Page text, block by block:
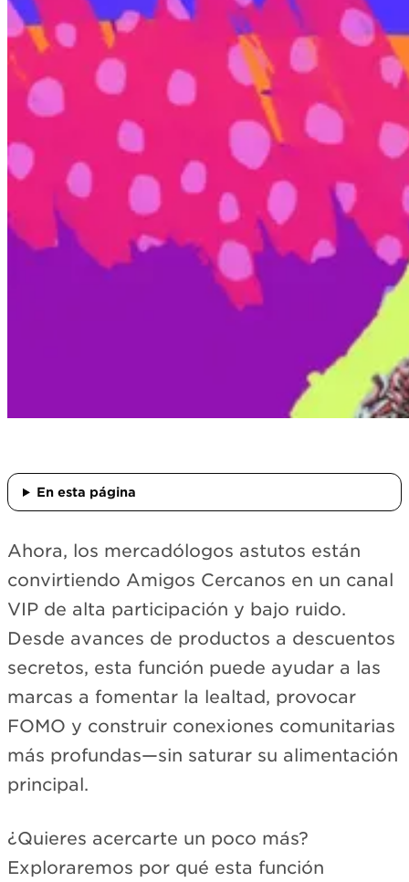
En esta página
Ahora, los mercadólogos astutos están
convirtiendo Amigos Cercanos en un canal
VIP de alta participación y bajo ruido.
Desde avances de productos a descuentos
secretos, esta función puede ayudar a las
marcas a fomentar la lealtad, provocar
FOMO y construir conexiones comunitarias
más profundas—sin saturar su alimentación
principal.
¿Quieres acercarte un poco más?
Exploraremos por qué esta función